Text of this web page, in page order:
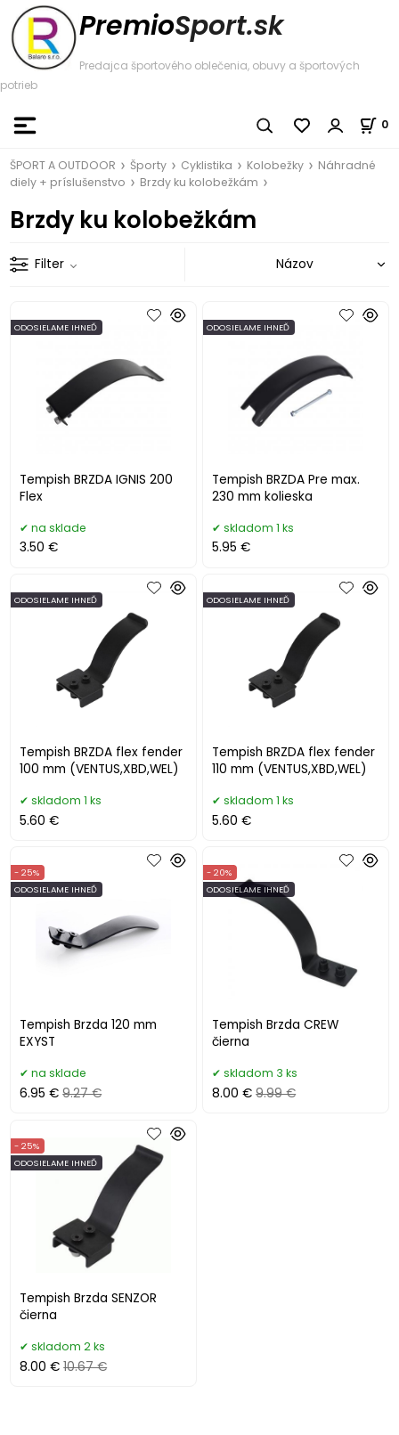
PremioSport.sk
Predajca športového oblečenia, obuvy a športových
potrieb
0
ŠPORT A OUTDOOR Športy Cyklistika Kolobežky
Náhradné
diely + príslušenstvo
Brzdy ku kolobežkám
Brzdy ku kolobežkám
Filter
Tempish BRZDA IGNIS 200
Flex
ODOSIELAME IHNEĎ
na sklade
3.50 €
Tempish BRZDA Pre max.
230 mm kolieska
ODOSIELAME IHNEĎ
skladom 1 ks
5.95 €
Tempish BRZDA flex fender
100 mm (VENTUS,XBD,WEL)
ODOSIELAME IHNEĎ
skladom 1 ks
5.60 €
Tempish BRZDA flex fender
110 mm (VENTUS,XBD,WEL)
ODOSIELAME IHNEĎ
skladom 1 ks
5.60 €
Tempish Brzda 120 mm
EXYST
- 25%
ODOSIELAME IHNEĎ
na sklade
6.95 € 9.27 €
Tempish Brzda CREW
čierna
- 20%
ODOSIELAME IHNEĎ
skladom 3 ks
8.00 € 9.99 €
Tempish Brzda SENZOR
čierna
- 25%
ODOSIELAME IHNEĎ
skladom 2 ks
8.00 € 10.67 €